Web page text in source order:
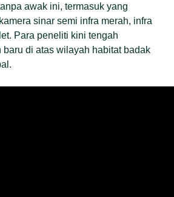
awak ini, termasuk yang
sinar semi infra merah, infra
Para peneliti kini tengah
baru di atas wilayah habitat badak